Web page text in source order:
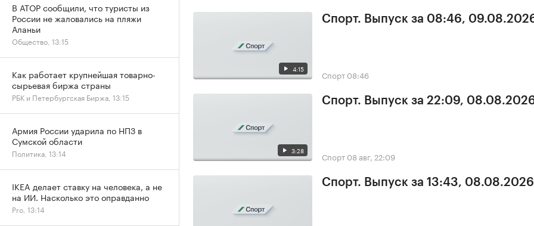
4:15
Спорт. Выпуск за 08:46,
Спорт 08:46
3:28
Спорт. Выпуск за 22:09,
Спорт 08 авг, 22:09
Спорт. Выпуск за 13:43, 08.08.2026
В АТОР сообщили, что туристы из
России не жаловались на пляжи
Аланьи
Общество, 13:15
Как работает крупнейшая товарно-
сырьевая биржа страны
РБК и Петербургская Биржа, 13:15
Армия России ударила по НПЗ в
Сумской области
Политика, 13:14
IKEA делает ставку на человека, а не
на ИИ. Насколько это оправданно
Pro, 13:14